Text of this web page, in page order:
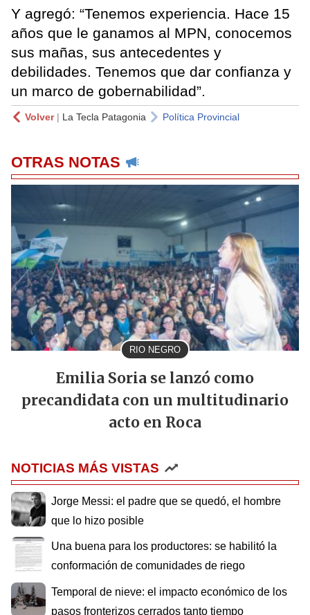
Y agregó: “Tenemos experiencia. Hace 15
años que le ganamos al MPN, conocemos
sus mañas, sus antecedentes y
debilidades. Tenemos que dar confianza y
un marco de gobernabilidad”.
Volver| La Tecla Patagonia Política Provincial
OTRAS NOTAS
RIO NEGRO
Emilia Soria se lanzó como
precandidata con un multitudinario
acto en Roca
NOTICIAS MÁS VISTAS
Jorge Messi: el padre que se quedó, el hombre
que lo hizo posible
Una buena para los productores: se habilitó la
conformación de comunidades de riego
Temporal de nieve: el impacto económico de los
pasos fronterizos cerrados tanto tiempo